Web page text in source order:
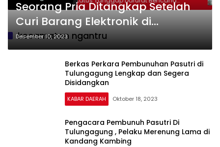
Hingga Oktober
kecamatan ngantru
Seorang Pria Ditangkap Setelah
Curi Barang Elektronik di
Tulungagung
Desember 10, 2023
Berkas Perkara Pembunuhan Pasutri di
Tulungagung Lengkap dan Segera
Disidangkan
KABAR DAERAH Oktober 18, 2023
Pengacara Pembunuh Pasutri Di
Tulungagung , Pelaku Merenung Lama di
Kandang Kambing